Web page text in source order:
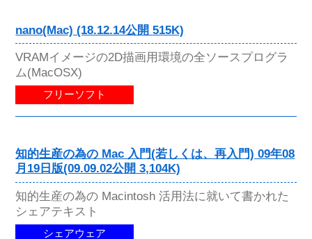
nano(Mac) (18.12.14公開 515K)
VRAMイメージの2D描画用環境の全ソースプログラ
ム(MacOSX)
フリーソフト
知的生産の為の Mac 入門(若しくは、再入門) 09年08
月19日版(09.09.02公開 3,104K)
知的生産の為の Macintosh 活用法に就いて書かれた
シェアテキスト
シェアウェア